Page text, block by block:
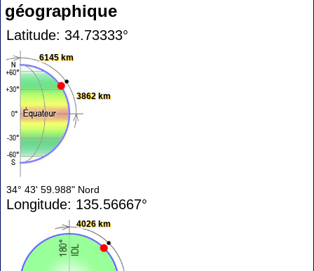
géographique
Latitude: 34.73333°
6145 km
3862 km
34° 43' 59.988" Nord
Longitude: 135.56667°
4026 km